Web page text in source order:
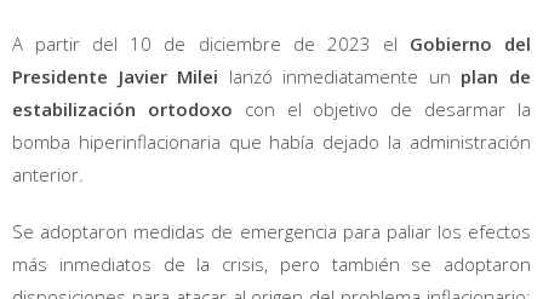
A partir del 10 de diciembre de 2023 el Gobierno del
Presidente Javier Milei lanzó inmediatamente un plan de
estabilización ortodoxo con el objetivo de desarmar la
bomba hiperinflacionaria que había dejado la administración
anterior.
Se adoptaron medidas de emergencia para paliar los efectos
más inmediatos de la crisis, pero también se adoptaron